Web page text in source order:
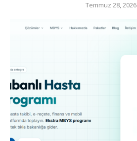
Temmuz 28, 2026